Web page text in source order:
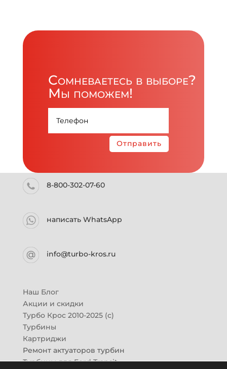
Сомневаетесь в выборе?
Мы поможем!
Отправить
8-800-302-07-60
написать WhatsApp
info@turbo-kros.ru
Наш Блог
Акции и скидки
Турбо Крос 2010-2025 (с)
Турбины
Картриджи
Ремонт актуаторов турбин
Турбины для Ford Transit